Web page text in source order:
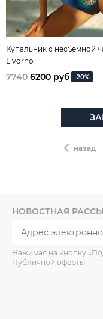
Купальник с несъемной
Livorno
7740 6200 руб -20%
назад
НОВОСТНАЯ
Нажимая на кнопку
Публичной оферты